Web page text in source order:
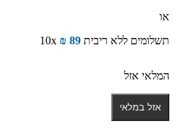
או
תשלומים ללא ריבית
₪ 89
המלאי אזל
אזל במלאי